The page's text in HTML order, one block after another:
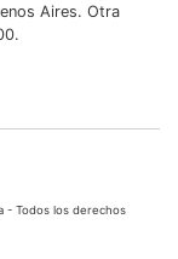
Aires. Otra
- Todos los derechos